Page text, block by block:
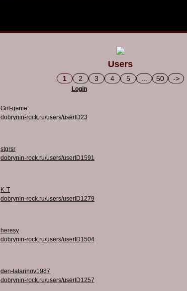
Users
1 2 3 4 5 50 ->
Login
Girl-genie
dobrynin-rock.ru/users/userID23
stgrsr
dobrynin-rock.ru/users/userID1591
K-T
dobrynin-rock.ru/users/userID1279
heresy
dobrynin-rock.ru/users/userID1504
den-tatarinov1987
dobrynin-rock.ru/users/userID1257